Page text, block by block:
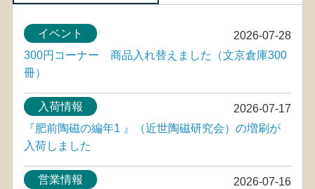
2026-07-28
イベント
300円コーナー 商品入れ替えました（文京倉庫300
冊）
2026-07-17
入荷情報
『肥前陶磁の編年1 』（近世陶磁研究会）の増刷が
入荷しました
2026-07-16
営業情報